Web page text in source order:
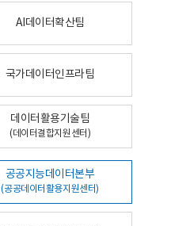
AI데이터확산팀
국가데이터인프라팀
데이터활용기술팀
(데이터결합지원센터)
공공지능데이터본부
(공공데이터활용지원센터)